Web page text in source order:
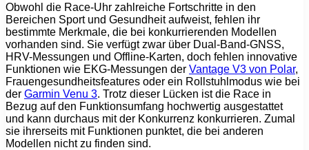
Obwohl die Race-Uhr zahlreiche Fortschritte in den
Bereichen Sport und Gesundheit aufweist, fehlen ihr
bestimmte Merkmale, die bei konkurrierenden Modellen
vorhanden sind. Sie verfügt zwar über Dual-Band-GNSS,
HRV-Messungen und Offline-Karten, doch fehlen innovative
Funktionen wie EKG-Messungen der Vantage V3 von Polar,
Frauengesundheitsfeatures oder ein Rollstuhlmodus wie bei
der Garmin Venu 3. Trotz dieser Lücken ist die Race in
Bezug auf den Funktionsumfang hochwertig ausgestattet
und kann durchaus mit der Konkurrenz konkurrieren. Zumal
sie ihrerseits mit Funktionen punktet, die bei anderen
Modellen nicht zu finden sind.